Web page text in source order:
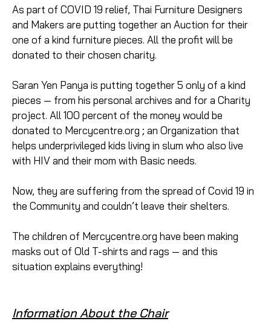
As part of COVID 19 relief, Thai Furniture Designers
and Makers are putting together an Auction for their
one of a kind furniture pieces. All the profit will be
donated to their chosen charity.
Saran Yen Panya is putting together 5 only of a kind
pieces — from his personal archives and for a Charity
project. All 100 percent of the money would be
donated to Mercycentre.org; an Organization that
helps underprivileged kids living in slum who also live
with HIV and their mom with Basic needs.
Now, they are suffering from the spread of Covid 19 in
the Community and couldn’t leave their shelters.
The children of Mercycentre.orghave been making
masks out of Old T-shirts and rags — and this
situation explains everything!
Information About the Chair